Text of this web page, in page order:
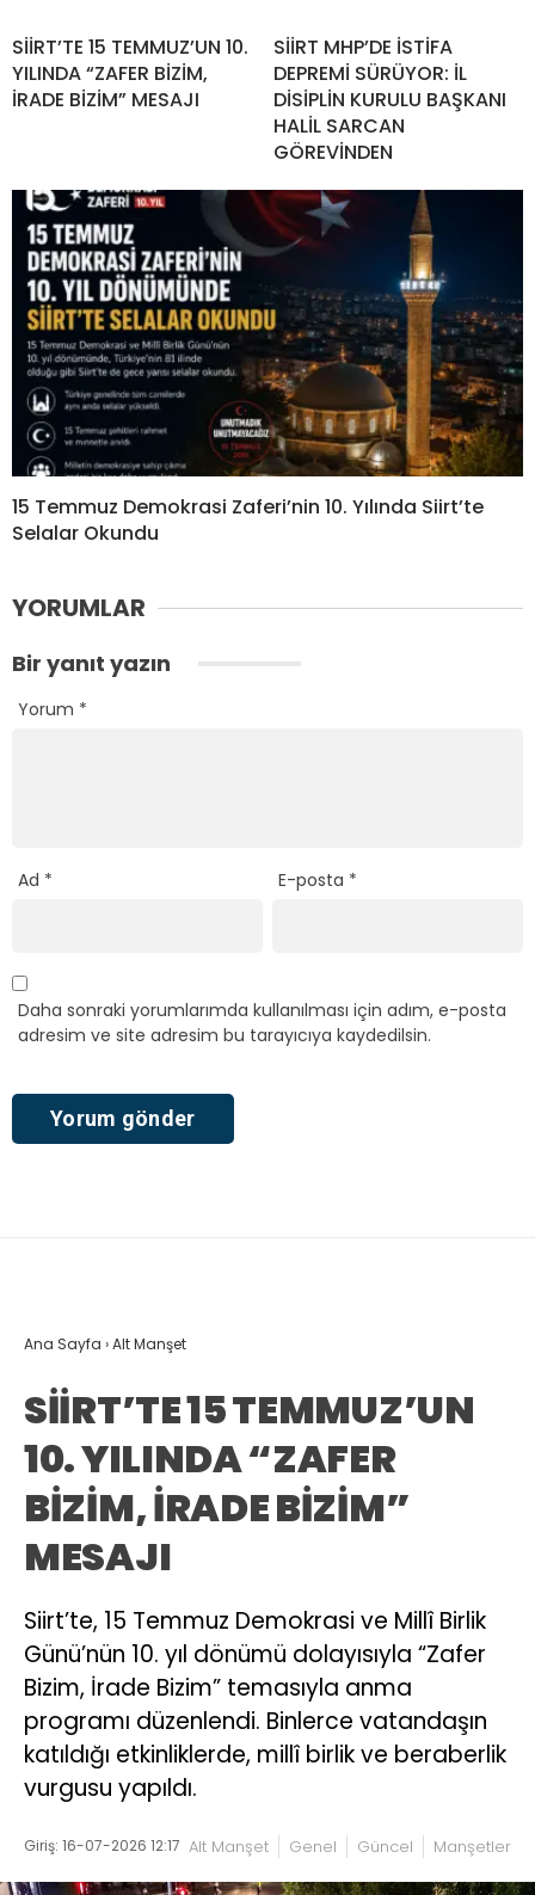
SİİRT’TE 15 TEMMUZ’UN 10.
YILINDA “ZAFER BİZİM,
İRADE BİZİM” MESAJI
SİİRT MHP’DE İSTİFA
DEPREMİ SÜRÜYOR: İL
DİSİPLİN KURULU BAŞKANI
HALİL SARCAN
GÖREVİNDEN
15 Temmuz Demokrasi Zaferi’nin 10. Yılında Siirt’te
Selalar Okundu
YORUMLAR
Bir yanıt yazın
Yorum *
Ad * E-posta *
Daha sonraki yorumlarımda kullanılması için adım, e-posta
adresim ve site adresim bu tarayıcıya kaydedilsin.
Ana Sayfa ›Alt Manşet
SİİRT’TE 15 TEMMUZ’UN
10. YILINDA “ZAFER
BİZİM, İRADE BİZİM”
MESAJI
Siirt’te, 15 Temmuz Demokrasi ve Millî Birlik
Günü’nün 10. yıl dönümü dolayısıyla “Zafer
Bizim, İrade Bizim” temasıyla anma
programı düzenlendi. Binlerce vatandaşın
katıldığı etkinliklerde, millî birlik ve beraberlik
vurgusu yapıldı.
Giriş: 16-07-2026 12:17 Alt Manşet Genel Güncel Manşetler